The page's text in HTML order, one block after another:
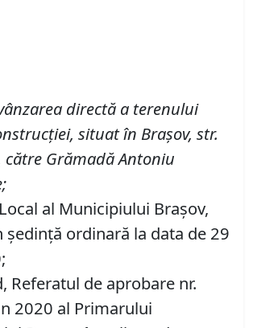
directă a terenului
situat în Brașov, str.
către Grămadă Antoniu
;
al Municipiului Brașov,
ordinară la data de 29
Referatul de aprobare nr.
2020 al Primarului